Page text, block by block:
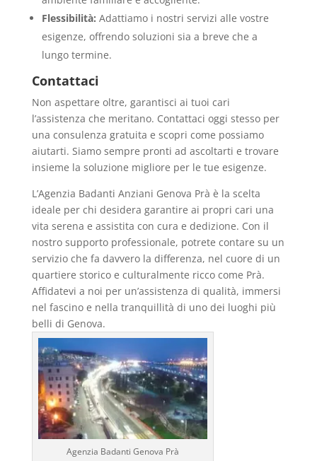
Flessibilità: Adattiamo i nostri servizi alle vostre
esigenze, offrendo soluzioni sia a breve che a
lungo termine.
Contattaci
Non aspettare oltre, garantisci ai tuoi cari
l’assistenza che meritano. Contattaci oggi stesso per
una consulenza gratuita e scopri come possiamo
aiutarti. Siamo sempre pronti ad ascoltarti e trovare
insieme la soluzione migliore per le tue esigenze.
L’Agenzia Badanti Anziani Genova Prà è la scelta
ideale per chi desidera garantire ai propri cari una
vita serena e assistita con cura e dedizione. Con il
nostro supporto professionale, potrete contare su un
servizio che fa davvero la differenza, nel cuore di un
quartiere storico e culturalmente ricco come Prà.
Affidatevi a noi per un’assistenza di qualità, immersi
nel fascino e nella tranquillità di uno dei luoghi più
belli di Genova.
Agenzia Badanti Genova Prà